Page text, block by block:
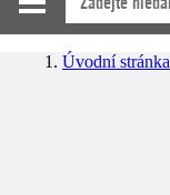
Úvodní stránka